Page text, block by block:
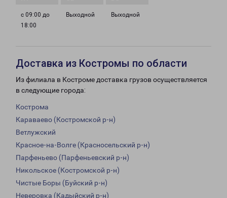
с 09:00 до
18:00
Выходной Выходной
Доставка из Костромы по области
Из филиала в Костроме доставка грузов осуществляется
в следующие города:
Кострома
Караваево (Костромской р-н)
Ветлужский
Красное-на-Волге (Красносельский р-н)
Парфеньево (Парфеньевский р-н)
Никольское (Костромской р-н)
Чистые Боры (Буйский р-н)
Неверовка (Кадыйский р-н)